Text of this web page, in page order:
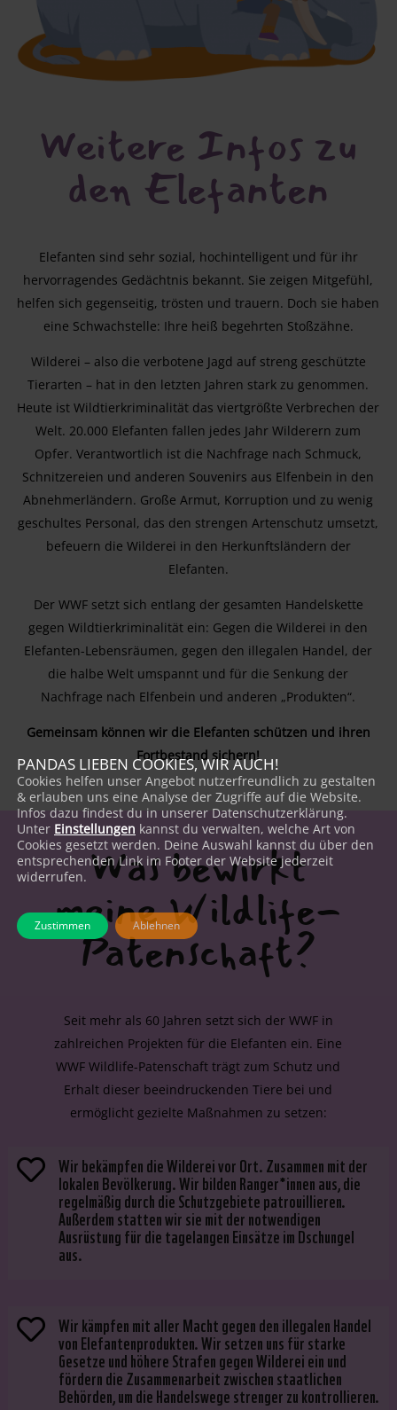
Weitere Infos zu
den Elefanten
Elefanten sind sehr sozial, hochintelligent und für ihr
hervorragendes Gedächtnis bekannt. Sie zeigen Mitgefühl,
helfen sich gegenseitig, trösten und trauern. Doch sie haben
eine Schwachstelle: Ihre heiß begehrten Stoßzähne.
Wilderei – also die verbotene Jagd auf streng geschützte
Tierarten – hat in den letzten Jahren stark zu genommen.
Heute ist Wildtierkriminalität das viertgrößte Verbrechen der
Welt. 20.000 Elefanten fallen jedes Jahr Wilderern zum
Opfer. Verantwortlich ist die Nachfrage nach Schmuck,
Schnitzereien und anderen Souvenirs aus Elfenbein in den
Abnehmerländern. Große Armut, Korruption und zu wenig
geschultes Personal, das den strengen Artenschutz umsetzt,
befeuern die Wilderei in den Herkunftsländern der
Elefanten.
Der WWF setzt sich entlang der gesamten Handelskette
gegen Wildtierkriminalität ein: Gegen die Wilderei in den
Elefanten-Lebensräumen, gegen den illegalen Handel, der
die halbe Welt umspannt und für die Senkung der
Nachfrage nach Elfenbein und anderen „Produkten“.
Gemeinsam können wir die Elefanten schützen und ihren
Fortbestand sichern!
Was bewirkt
meine Wildlife-
Patenschaft?
Seit mehr als 60 Jahren setzt sich der WWF in
zahlreichen Projekten für die Elefanten ein. Eine
WWF Wildlife-Patenschaft trägt zum Schutz und
Erhalt dieser beeindruckenden Tiere bei und
ermöglicht gezielte Maßnahmen zu setzen:
 Wir bekämpfen die Wilderei vor Ort. Zusammen mit der
lokalen Bevölkerung. Wir bilden Ranger*innen aus, die
regelmäßig durch die Schutzgebiete patrouillieren.
Außerdem statten wir sie mit der notwendigen
Ausrüstung für die tagelangen Einsätze im Dschungel
aus.
 Wir kämpfen mit aller Macht gegen den illegalen Handel
von Elefantenprodukten. Wir setzen uns für starke
Gesetze und höhere Strafen gegen Wilderei ein und
fördern die Zusammenarbeit zwischen staatlichen
Behörden, um die Handelswege strenger zu kontrollieren.
PANDAS LIEBEN COOKIES, WIR AUCH!
Cookies helfen unser Angebot nutzerfreundlich zu gestalten
& erlauben uns eine Analyse der Zugriffe auf die Website.
Infos dazu findest du in unserer Datenschutzerklärung.
Unter Einstellungen kannst du verwalten, welche Art von
Cookies gesetzt werden. Deine Auswahl kannst du über den
entsprechenden Link im Footer der Website jederzeit
widerrufen.
Zustimmen Ablehnen